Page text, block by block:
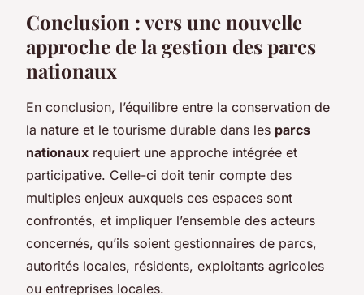
Conclusion : vers une nouvelle
approche de la gestion des parcs
nationaux
En conclusion, l’équilibre entre la conservation de
la nature et le tourisme durable dans les parcs
nationaux requiert une approche intégrée et
participative. Celle-ci doit tenir compte des
multiples enjeux auxquels ces espaces sont
confrontés, et impliquer l’ensemble des acteurs
concernés, qu’ils soient gestionnaires de parcs,
autorités locales, résidents, exploitants agricoles
ou entreprises locales.